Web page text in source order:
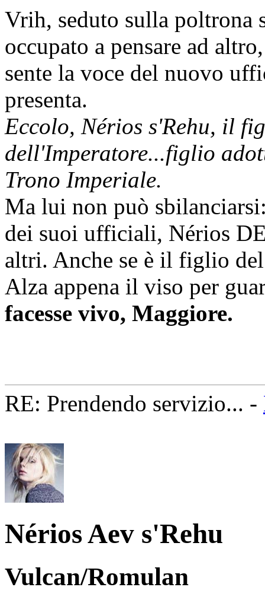
Vrih, seduto sulla poltrona
occupato a pensare ad
sente la voce del nuovo
presenta.
Eccolo, Nérios s'Rehu, il
dell'Imperatore...figlio
Trono Imperiale.
Ma lui non può
dei suoi ufficiali, Nérios
altri. Anche se è il figlio
Alza appena il viso per
facesse vivo, Maggiore.
RE: Prendendo servizio... -
Nérios Aev s'Rehu
Vulcan/Romulan